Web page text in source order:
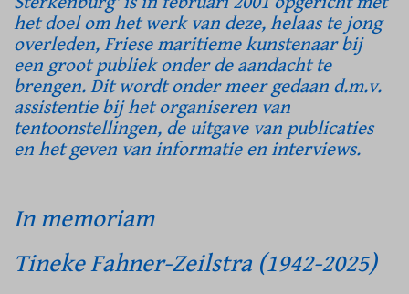
het doel om het werk van deze, helaas te jong
overleden, Friese maritieme kunstenaar bij
een groot publiek onder de aandacht te
brengen. Dit wordt onder meer gedaan d.m.v.
assistentie bij het organiseren van
tentoonstellingen, de uitgave van publicaties
en het geven van informatie en interviews.
In memoriam
Tineke Fahner-Zeilstra (1942-2025)